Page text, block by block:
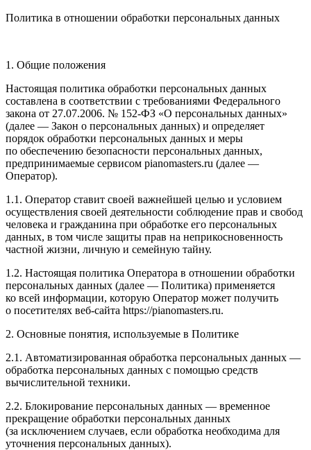
Политика в отношении обработки персональных данных
1. Общие положения
Настоящая политика обработки персональных данных
составлена в соответствии с требованиями Федерального
закона от 27.07.2006. № 152-ФЗ «О персональных данных»
(далее — Закон о персональных данных) и определяет
порядок обработки персональных данных и меры
по обеспечению безопасности персональных данных,
предпринимаемые сервисом pianomasters.ru (далее —
Оператор).
1.1. Оператор ставит своей важнейшей целью и условием
осуществления своей деятельности соблюдение прав и свобод
человека и гражданина при обработке его персональных
данных, в том числе защиты прав на неприкосновенность
частной жизни, личную и семейную тайну.
1.2. Настоящая политика Оператора в отношении обработки
персональных данных (далее — Политика) применяется
ко всей информации, которую Оператор может получить
о посетителях веб-сайта https://pianomasters.ru.
2. Основные понятия, используемые в Политике
2.1. Автоматизированная обработка персональных данных —
обработка персональных данных с помощью средств
вычислительной техники.
2.2. Блокирование персональных данных — временное
прекращение обработки персональных данных
(за исключением случаев, если обработка необходима для
уточнения персональных данных).